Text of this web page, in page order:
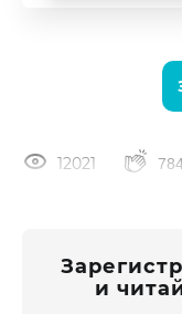
12021 784
и